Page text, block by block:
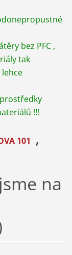
bez PFC ,
tak
!!!
101 ,
na